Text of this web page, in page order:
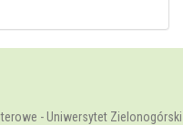
- Uniwersytet Zielonogórski